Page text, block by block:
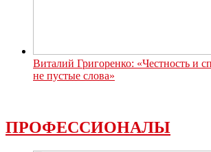
Виталий Григоренко: «Честность и
не пустые слова»
ПРОФЕССИОНАЛЫ